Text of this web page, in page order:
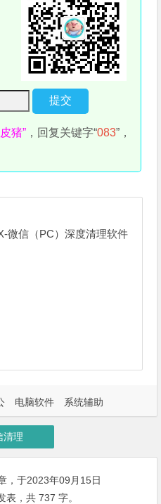
猪” ，回复关键字“083”，
微信（PC）深度清理软件
电脑软件 系统辅助
清理
，于2023年09月15日
表，共 737 字。